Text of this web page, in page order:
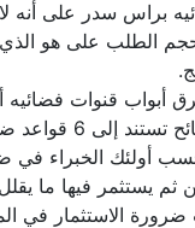
براس سدر على أنه
الطلب على هو الذي
قنوات فضائيه
وخلال الظروف الطبيعية للسوق.
أولئك الخبراء في
ثم يستثمر فيها ما
ضرورة الاستثمار في